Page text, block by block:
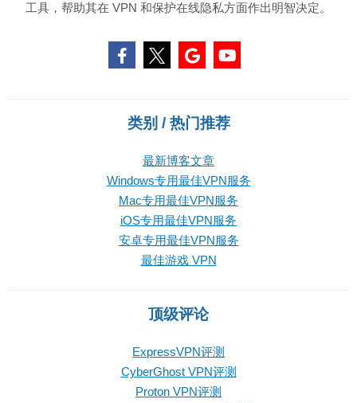
工具，帮助其在 VPN 和保护在线隐私方面作出明智决定。
类别 / 热门推荐
最新博客文章
Windows专用最佳VPN服务
Mac专用最佳VPN服务
iOS专用最佳VPN服务
安卓专用最佳VPN服务
最佳游戏 VPN
顶级评论
ExpressVPN评测
CyberGhost VPN评测
Proton VPN评测